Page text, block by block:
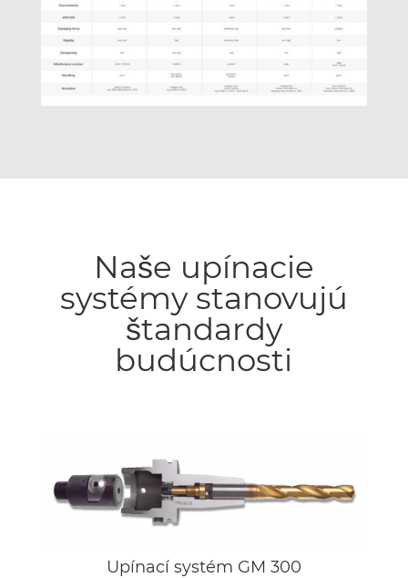
Naše upínacie
systémy stanovujú
štandardy
budúcnosti
Upínací systém GM 300